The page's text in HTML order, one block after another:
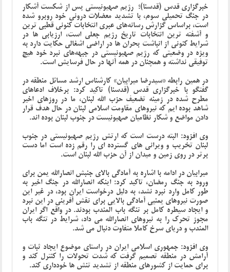
خبرگزاری قدس (قدسنا)؛ رژیم صهیونیستی پس‌ از شکست آشکار
در جنگ تحمیلی سوم، با تشدید معضلات درونی خود روبرو شده
است، براساس گزارش رسانه‌های عبری انتخابات کنونی قطبی ترین
و آشفته ترین انتخابات تاریخ رژیم جعلی است، ارزیابی ها در
شرایط کنونی از انباشت بحران ها در اراضی اشغالی حکایت دارد به
ویژه در وضعیتی که رژیم صهیونیستی در جبهه‌های نبرد خود هیچ
توفیقی نداشته و همچنان در همه آنها در حال فرسایش است.
در همین رابطه«سیدرضا میرابیان» کارشناس ارشد مسائل منطقهدر
گفتگو با خبرگزاری قدس (قدسنا) تاکید کرد: برخلاف ادعاهای
مطرح شده در زمینه تضعیف حزب الله لبنان، ما در روزهای اخیر
شاهد بوده ایم که نیروهای مقاومت اسلامی لبنان در حال هدف قرار
دادن مواضع و شکار نظامیان صهیونیست در جنوب لبنان بوده اند.
وی افزود: البته درست است که ارتش رژیم صهیونیستی در جنوب
لبنان تخریب و ویرانی های گسترده ای را رقم زده است اما دست
برتر در روی زمین و میدان از آن حزب الله لبنان است.
میرابیان در ادامه با اشاره به آمادگی بالای جنبش انصارالله یمن برای
ورود به جنگ رمضان، تاکید کرد: اینکه انصارالله در جنگ اخیر به
طور کامل وارد نبرد نشد، به دلیل درخواست ایران بود، در غیر این
صورت نیروهای یمنیی آمادگی بالایی برای نقش آفرینی در این نبرد
و ایجاد سیطره کامل بر تنگه باب المندب بودند. در واقع اگر ایران
مجوز تحرک را به نیروهای انصارالله می داد، شرایط در تنگه باب
المندب و دریای سرخ کاملا متفاوت دنبال می شد.
وی افزود: جمهوری اسلامی ایران در راستای موضوع ایجاد ثبات و
آرامش در منطقه تصمیم گرفت که شدت تحولات را کنترل کند و
برای حمایت از کشورهای منطقه از تشدید تنش ها خودداری کند.